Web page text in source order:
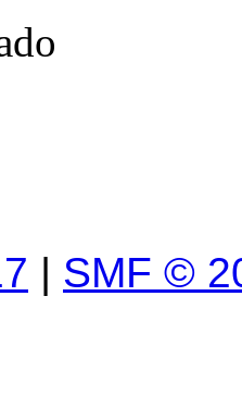
| SMF ©